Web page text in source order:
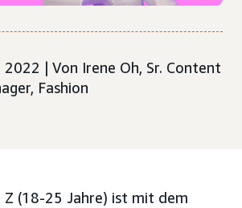
| Von Irene Oh, Sr. Content
Fashion
Z (18-25 Jahre) ist mit dem